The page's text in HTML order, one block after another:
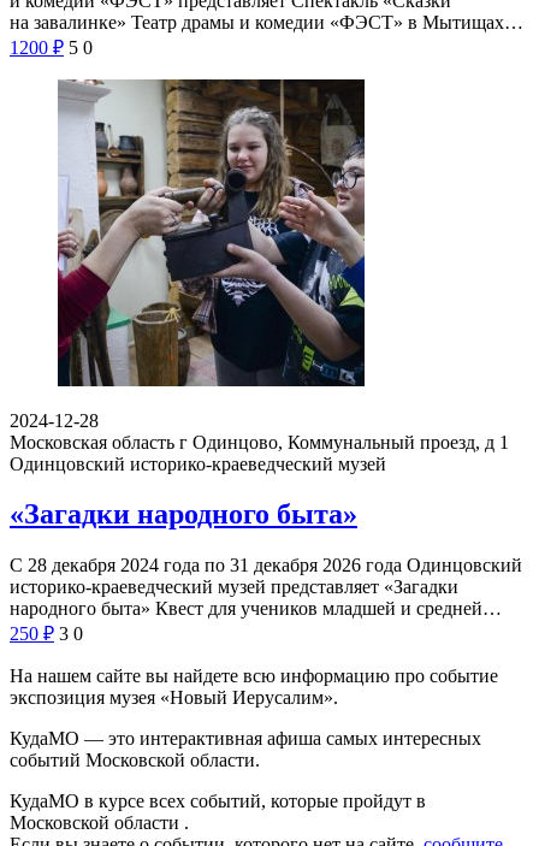
на завалинке» Театр драмы и комедии «ФЭСТ» в Мытищах…
1200 ₽ 5 0
2024-12-28
Московская область г Одинцово, Коммунальный проезд, д 1
Одинцовский историко-краеведческий музей
«Загадки народного быта»
С 28 декабря 2024 года по 31 декабря 2026 года Одинцовский
историко-краеведческий музей представляет «Загадки
народного быта» Квест для учеников младшей и средней…
250 ₽ 3 0
На нашем сайте вы найдете всю информацию про событие
экспозиция музея «Новый Иерусалим».
КудаМО — это интерактивная афиша самых интересных
событий Московской области.
КудаМО в курсе всех событий, которые пройдут в
Московской области .